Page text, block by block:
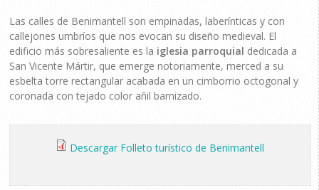
Las calles de Benimantell son empinadas, laberínticas y con
callejones umbríos que nos evocan su diseño medieval. El
edificio más sobresaliente es la iglesia parroquial dedicada a
San Vicente Mártir, que emerge notoriamente, merced a su
esbelta torre rectangular acabada en un cimborrio octogonal y
coronada con tejado color añil barnizado.
Descargar Folleto turístico de Benimantell